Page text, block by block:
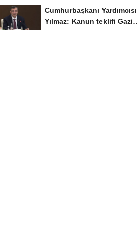
Cumhurbaşkanı Yardımcısı
Yılmaz: Kanun teklifi Gazi